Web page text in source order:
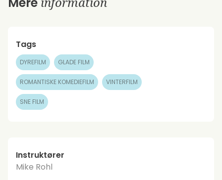
Tags
DYREFILM GLADE FILM
ROMANTISKE KOMEDIEFILM VINTERFILM
SNE FILM
Instruktører
Mike Rohl